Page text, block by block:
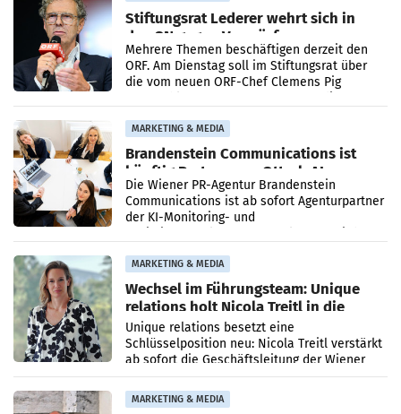
Stiftungsrat Lederer wehrt sich in
den SN gegen Vorwürfe
Mehrere Themen beschäftigen derzeit den
ORF. Am Dienstag soll im Stiftungsrat über
die vom neuen ORF-Chef Clemens Pig
MARKETING & MEDIA
Brandenstein Communications ist
künftig Partner von OtterlyAI
Die Wiener PR-Agentur Brandenstein
Communications ist ab sofort Agenturpartner
der KI-Monitoring- und
MARKETING & MEDIA
Wechsel im Führungsteam: Unique
relations holt Nicola Treitl in die
Geschäftsleitung
Unique relations besetzt eine
Schlüsselposition neu: Nicola Treitl verstärkt
ab sofort die Geschäftsleitung der Wiener
PR-Agentur an der Seite von Josef Kalina und
Anna Kalina-Mahr.
MARKETING & MEDIA